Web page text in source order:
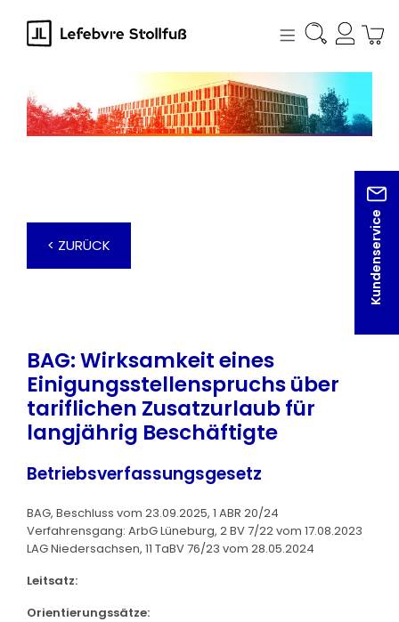
springen
Kundenservice
< ZURÜCK
BAG: Wirksamkeit eines
Einigungsstellenspruchs über
tariflichen Zusatzurlaub für
langjährig Beschäftigte
Betriebsverfassungsgesetz
BAG, Beschluss vom 23.09.2025, 1 ABR 20/24
Verfahrensgang: ArbG Lüneburg, 2 BV 7/22 vom 17.08.2023
LAG Niedersachsen, 11 TaBV 76/23 vom 28.05.2024
Leitsatz:
Orientierungssätze: